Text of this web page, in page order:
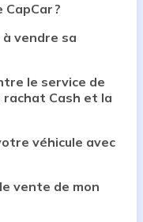
?
vendre sa
le service de
Cash et la
véhicule avec
vente de mon